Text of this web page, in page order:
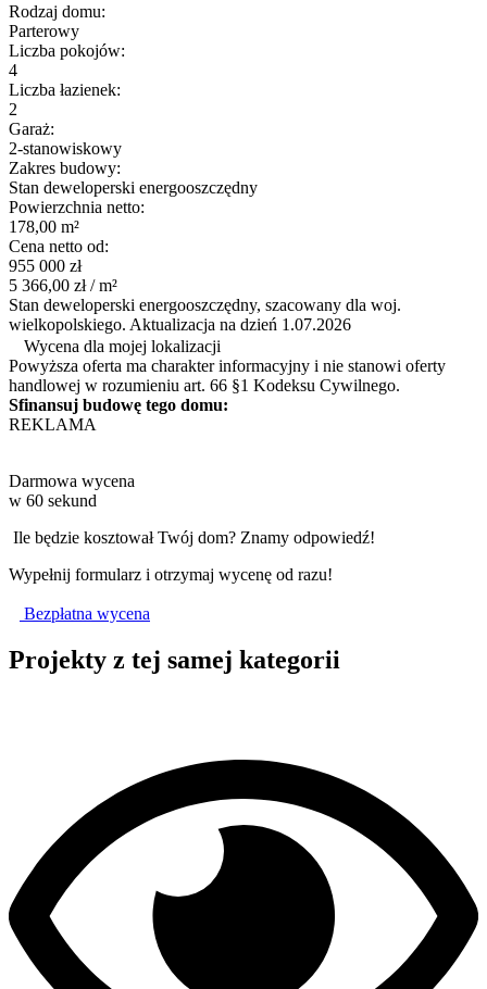
Rodzaj domu:
Parterowy
Liczba pokojów:
4
Liczba łazienek:
2
Garaż:
2-stanowiskowy
Zakres budowy:
Stan deweloperski energooszczędny
Powierzchnia netto:
178,00 m²
Cena netto od:
955 000 zł
5 366,00 zł / m²
Stan deweloperski energooszczędny, szacowany dla woj.
wielkopolskiego. Aktualizacja na dzień 1.07.2026
Wycena dla mojej lokalizacji
Powyższa oferta ma charakter informacyjny i nie stanowi oferty
handlowej w rozumieniu art. 66 §1 Kodeksu Cywilnego.
Sfinansuj budowę tego domu:
REKLAMA
Darmowa wycena
w 60 sekund
Ile będzie kosztował Twój dom? Znamy odpowiedź!
Wypełnij formularz i otrzymaj wycenę od razu!
Bezpłatna wycena
Projekty z tej samej kategorii